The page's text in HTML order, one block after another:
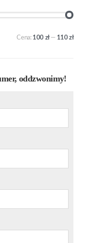
Cena: 100 zł— 110 zł
oddzwonimy!